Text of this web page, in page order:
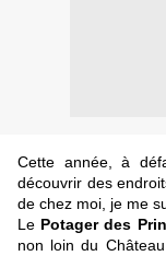
Cette année, à
découvrir des
de chez moi, je me
Le Potager des
non loin du